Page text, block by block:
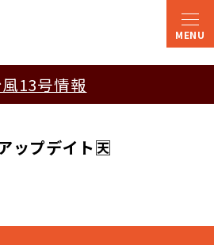
13号情報
ップデイト🈗